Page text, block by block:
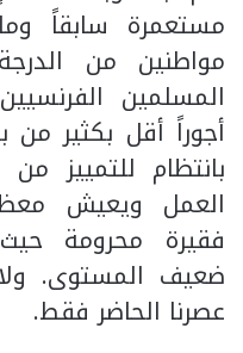
مستعمرة سابقاً
مواطنين من
المسلمين
أجوراً أقل بكثير من
بانتظام للتمييز
العمل ويعيش
فقيرة محرومة
ضعيف المستوى.
عصرنا الحاضر فقط.